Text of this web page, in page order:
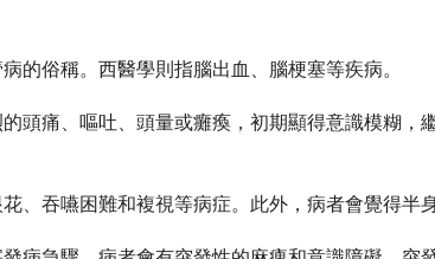
的俗稱。西醫學則指腦出血、腦梗塞等疾病。
頭痛、嘔吐、頭量或癱瘓，初期顯得意識模糊，
、吞嚥困難和複視等病症。此外，病者會覺得半